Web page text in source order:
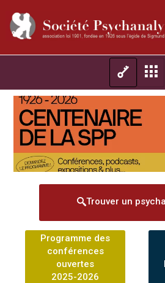
Trouver un
Programme des
conférences
ouvertes
2025-2026